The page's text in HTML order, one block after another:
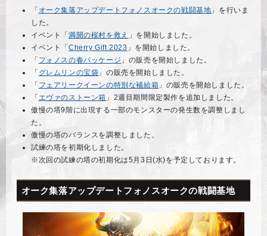
「 オーク集落アップデートフォノスオークの戦闘基地 」を行いま
した。
イベント「満開の桜村を救え
」を開始しました。
イベント「Cherry Gift 2023 」を開始しました。
「 フォノスの春パッケージ 」の販売を開始しました。
「 グレムリンの宝袋 」の販売を開始しました。
「 フェアリークイーンの特別な補給箱 」の販売を開始しました。
「 エヴァのストーン箱 」2週目期間限定製作を追加しました。
傲慢の塔9階に出現する一部のモンスターの発生数を調整しまし
た。
傲慢の塔のバランスを調整しました。
試練の塔を初期化しました。
※次回の試練の塔の初期化は5月3日(水)を予定しております。
オーク集落アップデートフォノスオークの戦闘基地